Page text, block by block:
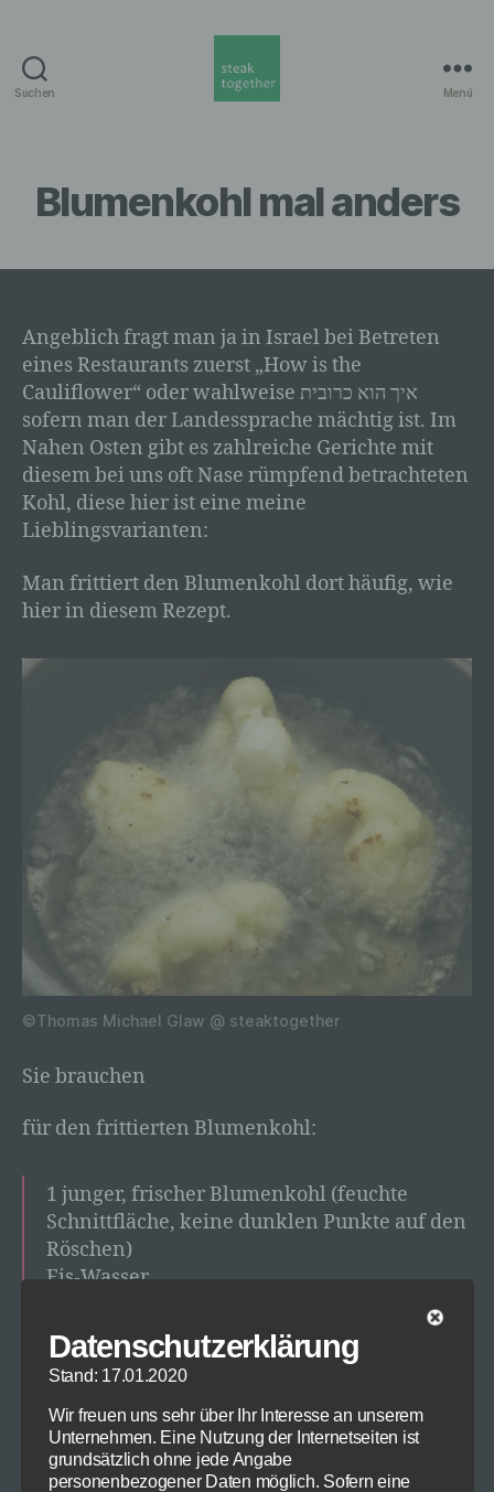
Suchen Menü
Blumenkohl mal anders
Angeblich fragt man ja in Israel bei Betreten
eines Restaurants zuerst „How is the
Cauliflower“ oder wahlweise איך הוא כרובית
sofern man der Landessprache mächtig ist. Im
Nahen Osten gibt es zahlreiche Gerichte mit
diesem bei uns oft Nase rümpfend betrachteten
Kohl, diese hier ist eine meine
Lieblingsvarianten:
Man frittiert den Blumenkohl dort häufig, wie
hier in diesem Rezept.
©Thomas Michael Glaw @ steaktogether
Sie brauchen
für den frittierten Blumenkohl:
1 junger, frischer Blumenkohl (feuchte
Schnittfläche, keine dunklen Punkte auf den
Röschen)
Eis-Wasser
ca. 50g Mehl
Salz
frisch gemahlener schwarzer Pfeffer
Für die Vinaigrette:
Datenschutzerklärung
Stand: 17.01.2020
Wir freuen uns sehr über Ihr Interesse an unserem
Unternehmen. Eine Nutzung der Internetseiten ist
grundsätzlich ohne jede Angabe
personenbezogener Daten möglich. Sofern eine